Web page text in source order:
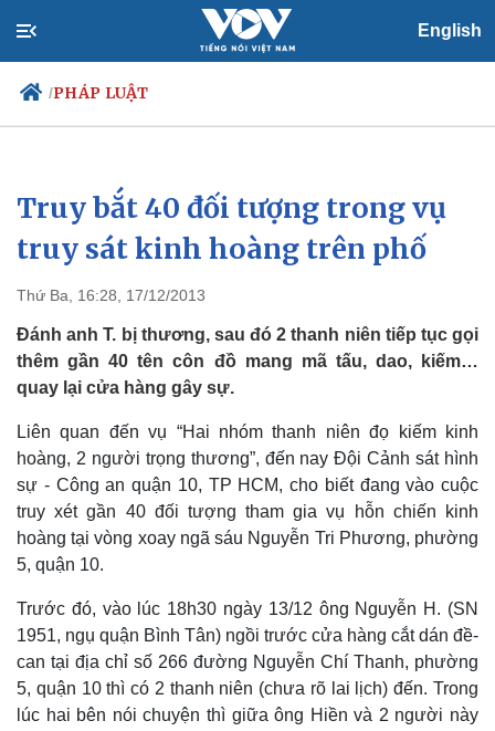
English
/PHÁP LUẬT
Chính trị
Tổ chức nhân sự
Nhận diện sự thật
Xã hội
Tin 24h
Dự báo thời tiết
Việc làm
Biển đảo
Truy bắt 40 đối tượng trong vụ
truy sát kinh hoàng trên phố
Thứ Ba, 16:28, 17/12/2013
Đánh anh T. bị thương, sau đó 2 thanh niên tiếp tục gọi
thêm gần 40 tên côn đồ mang mã tấu, dao, kiếm…
quay lại cửa hàng gây sự.
Liên quan đến vụ “Hai nhóm thanh niên đọ kiếm kinh
hoàng, 2 người trọng thương”, đến nay Đội Cảnh sát hình
sự - Công an quận 10, TP HCM, cho biết đang vào cuộc
truy xét gần 40 đối tượng tham gia vụ hỗn chiến kinh
hoàng tại vòng xoay ngã sáu Nguyễn Tri Phương, phường
5, quận 10.
Trước đó, vào lúc 18h30 ngày 13/12 ông Nguyễn H. (SN
1951, ngụ quận Bình Tân) ngồi trước cửa hàng cắt dán đề-
can tại địa chỉ số 266 đường Nguyễn Chí Thanh, phường
5, quận 10 thì có 2 thanh niên (chưa rõ lai lịch) đến. Trong
lúc hai bên nói chuyện thì giữa ông Hiền và 2 người này